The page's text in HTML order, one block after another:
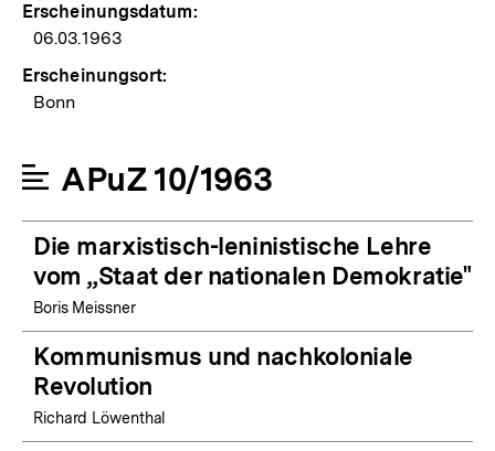
Erscheinungsdatum:
06.03.1963
Erscheinungsort:
Bonn
APuZ 10/1963
Die marxistisch-leninistische Lehre
vom „Staat der nationalen Demokratie"
Boris Meissner
Kommunismus und nachkoloniale
Revolution
Richard Löwenthal